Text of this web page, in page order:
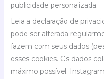
publicidade personalizada.
Leia a declaração de
pode ser alterada
fazem com seus dados
esses cookies. Os dados
máximo possível.